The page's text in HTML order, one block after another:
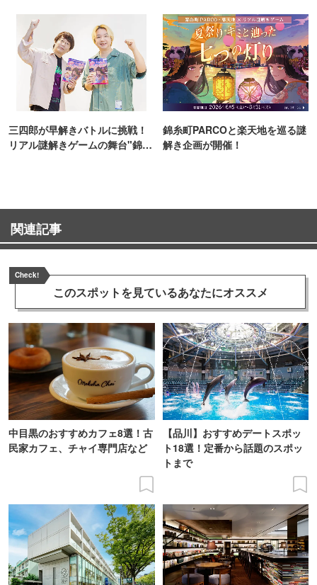
三四郎が早解きバトルに挑戦！
リアル謎解きゲームの舞台"錦糸
錦糸町PARCOと楽天地を巡る謎
解き企画が開催！
関連記事
Check!
このスポットを見ているあなたにオススメ
中目黒のおすすめカフェ8選！古
民家カフェ、チャイ専門店など
【品川】おすすめデートスポッ
ト18選！定番から話題のスポッ
トまで